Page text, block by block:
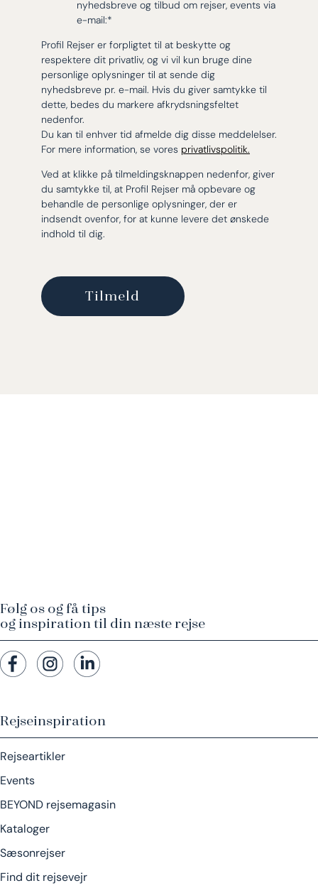
nyhedsbreve og tilbud om rejser, events via
e-mail:*
Profil Rejser er forpligtet til at beskytte og
respektere dit privatliv, og vi vil kun bruge dine
personlige oplysninger til at sende dig
nyhedsbreve pr. e-mail. Hvis du giver samtykke til
dette, bedes du markere afkrydsningsfeltet
nedenfor.
Du kan til enhver tid afmelde dig disse meddelelser.
For mere information, se vores privatlivspolitik.
Ved at klikke på tilmeldingsknappen nedenfor, giver
du samtykke til, at Profil Rejser må opbevare og
behandle de personlige oplysninger, der er
indsendt ovenfor, for at kunne levere det ønskede
indhold til dig.
Rejseinspiration
Rejseartikler
Events
BEYOND rejsemagasin
Kataloger
Sæsonrejser
Find dit rejsevejr
Følg os og få tips
og inspiration til din næste rejse